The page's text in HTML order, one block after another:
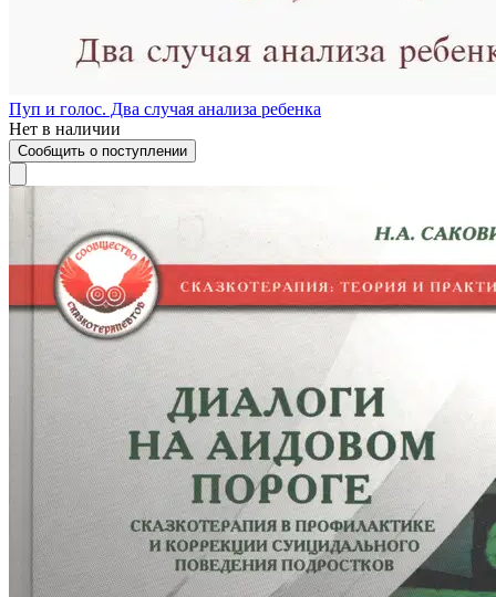
Пуп и голос. Два случая анализа ребенка
Нет в наличии
Сообщить о поступлении